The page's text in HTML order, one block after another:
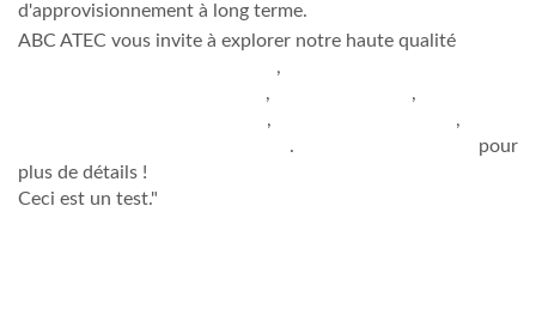
d'approvisionnement à long terme.
ABC ATEC vous invite à explorer notre haute qualité
,
,
,
,
,
.
pour
plus de détails !
Ceci est un test."